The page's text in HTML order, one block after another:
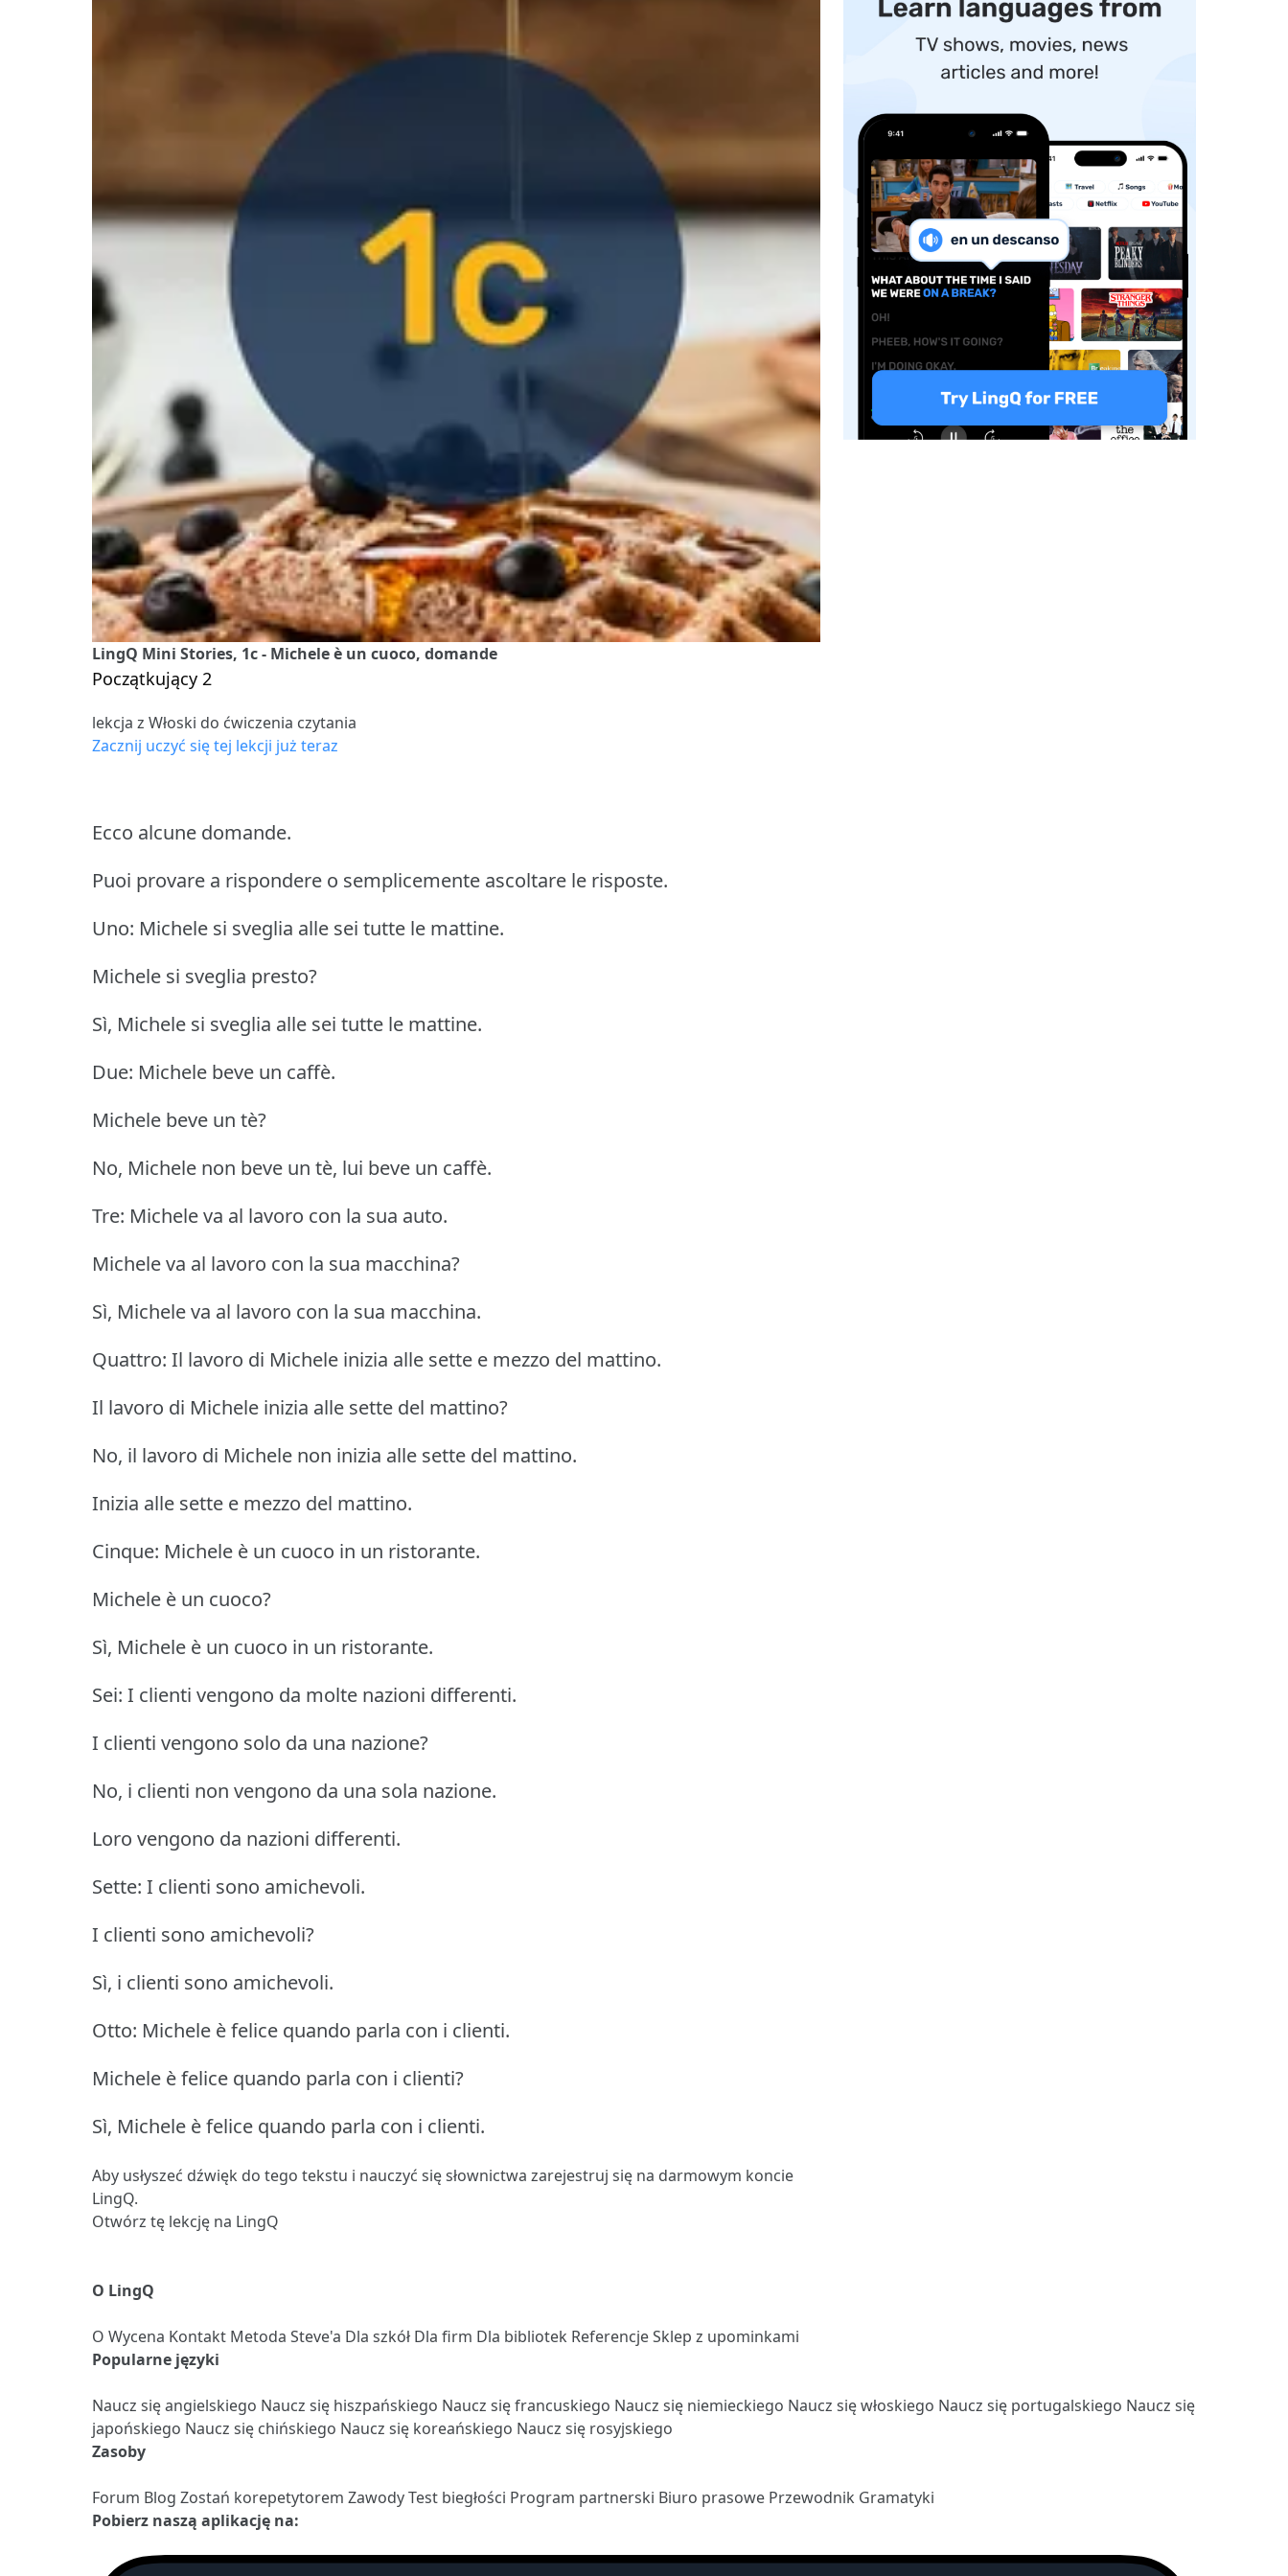
LingQ Mini Stories, 1c - Michele è un cuoco, domande
Początkujący 2
lekcja z Włoski do ćwiczenia czytania
Zacznij uczyć się tej lekcji już teraz
Ecco alcune domande.
Puoi provare a rispondere o semplicemente ascoltare le risposte.
Uno: Michele si sveglia alle sei tutte le mattine.
Michele si sveglia presto?
Sì, Michele si sveglia alle sei tutte le mattine.
Due: Michele beve un caffè.
Michele beve un tè?
No, Michele non beve un tè, lui beve un caffè.
Tre: Michele va al lavoro con la sua auto.
Michele va al lavoro con la sua macchina?
Sì, Michele va al lavoro con la sua macchina.
Quattro: Il lavoro di Michele inizia alle sette e mezzo del mattino.
Il lavoro di Michele inizia alle sette del mattino?
No, il lavoro di Michele non inizia alle sette del mattino.
Inizia alle sette e mezzo del mattino.
Cinque: Michele è un cuoco in un ristorante.
Michele è un cuoco?
Sì, Michele è un cuoco in un ristorante.
Sei: I clienti vengono da molte nazioni differenti.
I clienti vengono solo da una nazione?
No, i clienti non vengono da una sola nazione.
Loro vengono da nazioni differenti.
Sette: I clienti sono amichevoli.
I clienti sono amichevoli?
Sì, i clienti sono amichevoli.
Otto: Michele è felice quando parla con i clienti.
Michele è felice quando parla con i clienti?
Sì, Michele è felice quando parla con i clienti.
Aby usłyszeć dźwięk do tego tekstu i nauczyć się słownictwa zarejestruj się na darmowym koncie
LingQ.
Otwórz tę lekcję na LingQ
O LingQ
O Wycena Kontakt Metoda Steve'a Dla szkół Dla firm Dla bibliotek ReferencjeSklep z upominkami
Popularne języki
Naucz się angielskiego Naucz się hiszpańskiego Naucz się francuskiego Naucz się niemieckiego Naucz się włoskiego Naucz się portugalskiego Naucz się
japońskiego Naucz się chińskiego Naucz się koreańskiego Naucz się rosyjskiego
Zasoby
Forum Blog Zostań korepetytorem ZawodyTest biegłości Program partnerski Biuro prasowe Przewodnik Gramatyki
Pobierz naszą aplikację na: